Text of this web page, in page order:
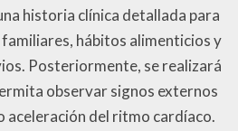
historia clínica detallada para
hábitos alimenticios y
Posteriormente, se realizará
observar signos externos
aceleración del ritmo cardíaco.